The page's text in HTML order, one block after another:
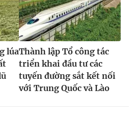
lúaThành lập Tổ công tác
triển khai đầu tư các
tuyến đường sắt kết nối
với Trung Quốc và Lào